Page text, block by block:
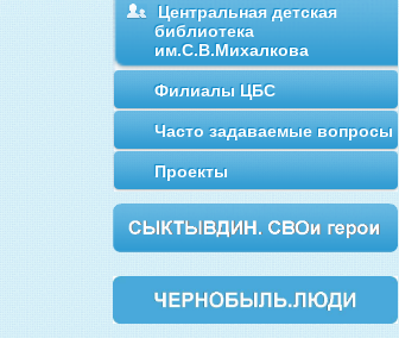
Центральная детская
библиотека
им.С.В.Михалкова
Филиалы ЦБС
Часто задаваемые вопросы
Проекты
Вишневый сад
Иван Гончаров
Обломов
Михаил
Булгаков
Маргарита